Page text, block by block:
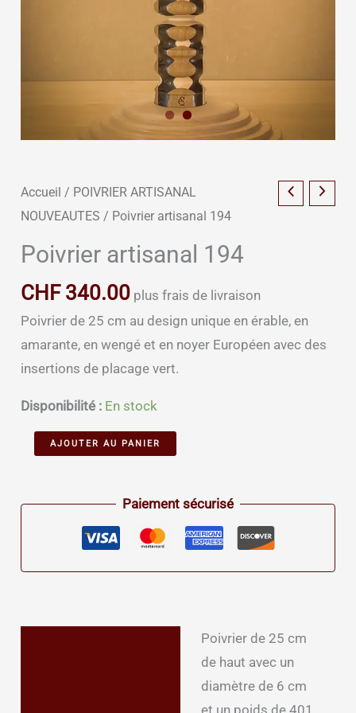
Accueil / POIVRIER ARTISANAL
NOUVEAUTES / Poivrier artisanal 194
Poivrier artisanal 194
CHF340.00 plus frais de livraison
Poivrier de 25 cm au design unique en érable, en
amarante, en wengé et en noyer Européen avec des
insertions de placage vert.
Disponibilité : En stock
quantitéAJOUTER AU PANIER
Paiement sécurisé
Poivrier de 25 cm
de haut avec un
diamètre de 6 cm
et un poids de 401